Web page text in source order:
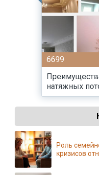
6699
натяжных
Роль
кризисов